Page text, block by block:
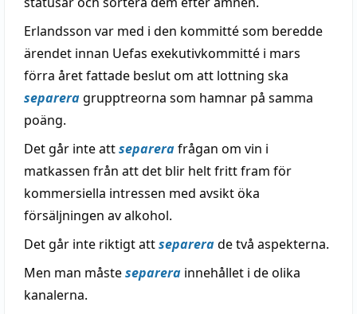
Erlandsson var med i den kommitté som beredde
ärendet innan Uefas exekutivkommitté i mars
förra året fattade beslut om att lottning ska
separeragrupptreorna som hamnar på samma
poäng.
Det går inte attseparerafrågan om vin i
matkassen från att det blir helt fritt fram för
kommersiella intressen med avsikt öka
försäljningen av alkohol.
Det går inte riktigt attseparerade två aspekterna.
Men man måsteseparera innehållet i de olika
kanalerna.